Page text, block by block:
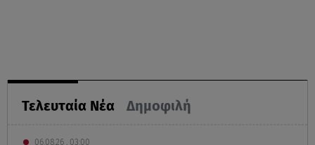
Τελευταία Νέα Δημοφιλή
06.08.26 , 03:00